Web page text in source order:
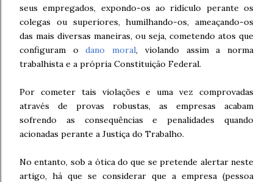
seus empregados, expondo-os ao ridículo perante os
colegas ou superiores, humilhando-os, ameaçando-os
das mais diversas maneiras, ou seja, cometendo atos que
configuram odano moral, violando assim a norma
trabalhista e a própria Constituição Federal.
Por cometer tais violações e uma vez comprovadas
através de provas robustas, as empresas acabam
sofrendo as consequências e penalidades quando
acionadas perante a Justiça do Trabalho.
No entanto, sob a ótica do que se pretende alertar neste
artigo, há que se considerar que a empresa (pessoa